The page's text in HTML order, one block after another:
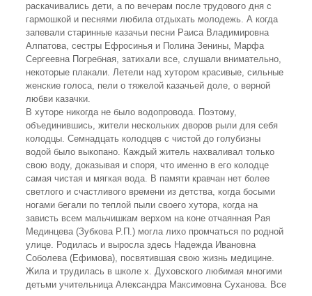
раскачивались дети, а по вечерам после трудового дня с
гармошкой и песнями любила отдыхать молодежь. А когда
запевали старинные казачьи песни Раиса Владимировна
Алпатова, сестры Ефросинья и Полина Зенины, Марфа
Сергеевна Погребная, затихали все, слушали внимательно,
некоторые плакали. Летели над хутором красивые, сильные
женские голоса, пели о тяжелой казачьей доле, о верной
любви казачки.
В хуторе никогда не было водопровода. Поэтому,
объединившись, жители нескольких дворов рыли для себя
колодцы. Семнадцать колодцев с чистой до голубизны
водой было выкопано. Каждый житель нахваливал только
свою воду, доказывая и споря, что именно в его колодце
самая чистая и мягкая вода. В памяти кравчан нет более
светлого и счастливого времени из детства, когда босыми
ногами бегали по теплой пыли своего хутора, когда на
зависть всем мальчишкам верхом на коне отчаянная Рая
Мединцева (Зубкова Р.П.) могла лихо промчаться по родной
улице. Родилась и выросла здесь Надежда Ивановна
Соболева (Ефимова), посвятившая свою жизнь медицине.
Жила и трудилась в школе х. Духовского любимая многими
детьми учительница Александра Максимовна Суханова. Все